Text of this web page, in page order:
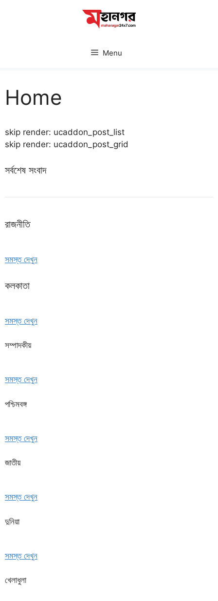
Menu
Home
skip render: ucaddon_post_list
skip render: ucaddon_post_grid
সর্বশেষ সংবাদ
রাজনীতি
সমস্ত দেখুন
কলকাতা
সমস্ত দেখুন
সম্পাদকীয়
সমস্ত দেখুন
পশ্চিমবঙ্গ
সমস্ত দেখুন
জাতীয়
সমস্ত দেখুন
দুনিয়া
সমস্ত দেখুন
খেলাধুলা